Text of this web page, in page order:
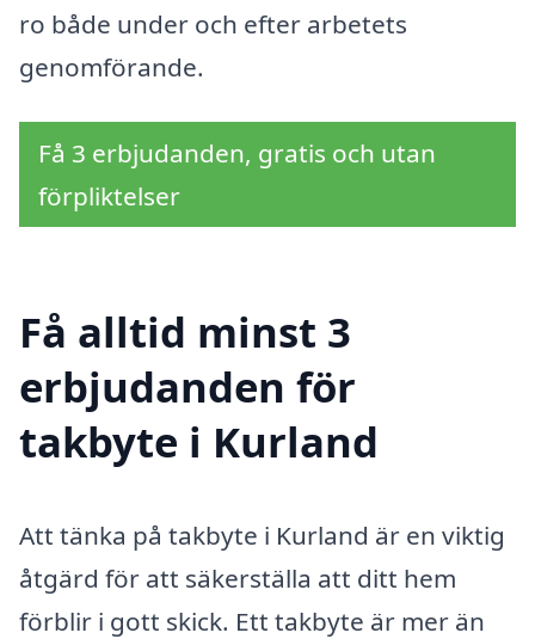
ro både under och efter arbetets
genomförande.
Få 3 erbjudanden, gratis och utan
förpliktelser
Få alltid minst 3
erbjudanden för
takbyte i Kurland
Att tänka på takbyte i Kurland är en viktig
åtgärd för att säkerställa att ditt hem
förblir i gott skick. Ett takbyte är mer än